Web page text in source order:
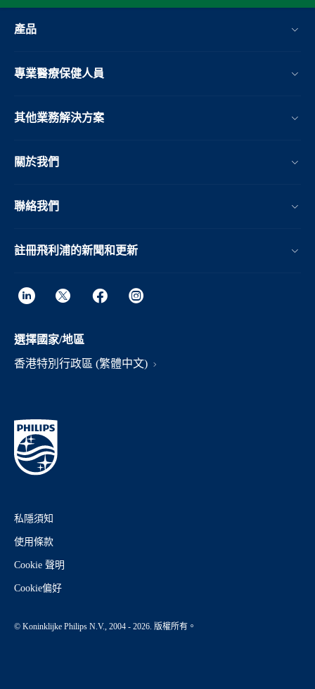
產品
專業醫療保健人員
其他業務解決方案​
關於我們
聯絡我們
註冊飛利浦的新聞和更新
選擇國家/地區
香港特別行政區 (繁體中文)
私隱須知
使用條款
Cookie 聲明
Cookie偏好
© Koninklijke Philips N.V., 2004 - 2026. 版權所有。